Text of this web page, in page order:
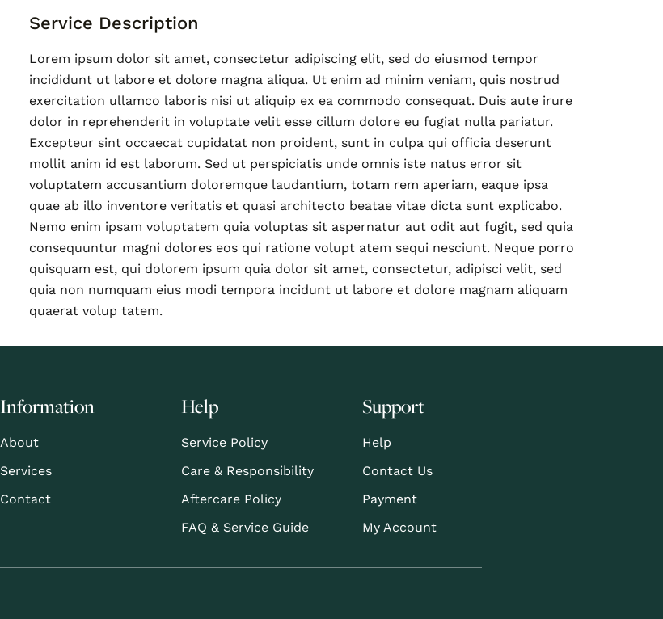
Service Description
Lorem ipsum dolor sit amet, consectetur adipiscing elit, sed do eiusmod tempor
incididunt ut labore et dolore magna aliqua. Ut enim ad minim veniam, quis nostrud
exercitation ullamco laboris nisi ut aliquip ex ea commodo consequat. Duis aute irure
dolor in reprehenderit in voluptate velit esse cillum dolore eu fugiat nulla pariatur.
Excepteur sint occaecat cupidatat non proident, sunt in culpa qui officia deserunt
mollit anim id est laborum. Sed ut perspiciatis unde omnis iste natus error sit
voluptatem accusantium doloremque laudantium, totam rem aperiam, eaque ipsa
quae ab illo inventore veritatis et quasi architecto beatae vitae dicta sunt explicabo.
Nemo enim ipsam voluptatem quia voluptas sit aspernatur aut odit aut fugit, sed quia
consequuntur magni dolores eos qui ratione volupt atem sequi nesciunt. Neque porro
quisquam est, qui dolorem ipsum quia dolor sit amet, consectetur, adipisci velit, sed
quia non numquam eius modi tempora incidunt ut labore et dolore magnam aliquam
quaerat volup tatem.
Information
About
Services
Contact
Help
Service Policy
Care & Responsibility
Aftercare Policy
FAQ & Service Guide
Support
Help
Contact Us
Payment
My Account